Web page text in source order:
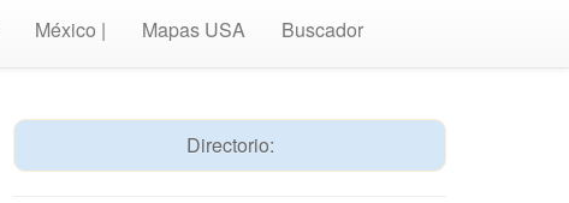
México | Mapas USA Buscador
Directorio: